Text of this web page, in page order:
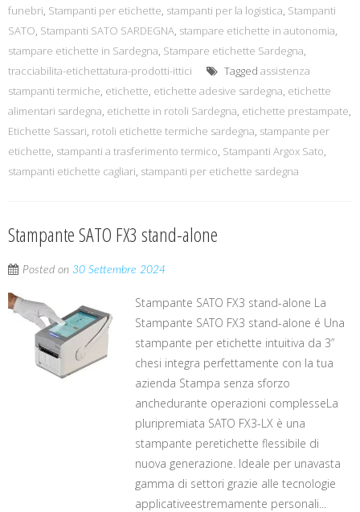
funebri, Stampanti per etichette, stampanti per la logistica, Stampanti
SATO, Stampanti SATO SARDEGNA, stampare etichette in autonomia,
stampare etichette in Sardegna, Stampare etichette Sardegna,
tracciabilita-etichettatura-prodotti-ittici
Tagged assistenza
stampanti termiche, etichette, etichette adesive sardegna, etichette
alimentari sardegna, etichette in rotoli Sardegna, etichette prestampate,
Etichette Sassari, rotoli etichette termiche sardegna, stampante per
etichette, stampanti a trasferimento termico, Stampanti Argox Sato,
stampanti etichette cagliari, stampanti per etichette sardegna
Stampante SATO FX3 stand-alone
Posted on 30 Settembre 2024
Stampante SATO FX3 stand-alone La
Stampante SATO FX3 stand-alone é Una
stampante per etichette intuitiva da 3”
chesi integra perfettamente con la tua
azienda Stampa senza sforzo
anchedurante operazioni complesseLa
pluripremiata SATO FX3-LX è una
stampante peretichette flessibile di
nuova generazione. Ideale per unavasta
gamma di settori grazie alle tecnologie
applicativeestremamente personali...